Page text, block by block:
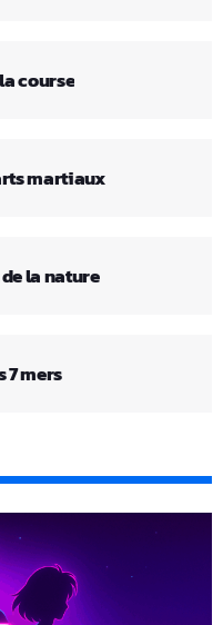
course
martiaux
la nature
7 mers